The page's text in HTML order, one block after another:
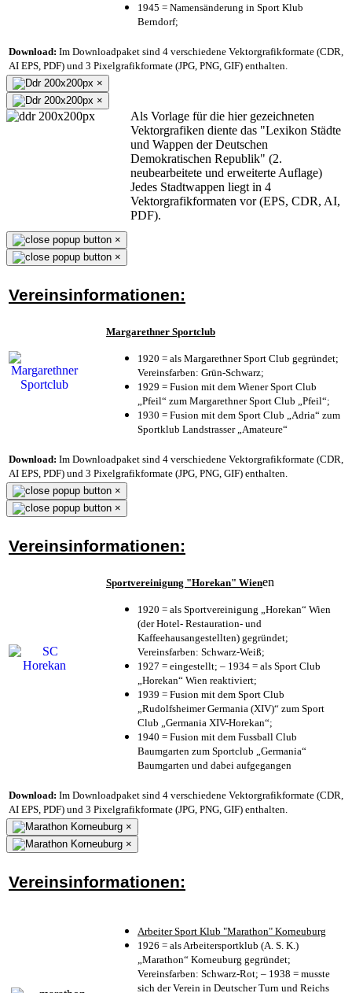
1945 = Namensänderung in Sport Klub
Berndorf;
Download: Im Downloadpaket sind 4 verschiedene Vektorgrafikformate (CDR,
AI EPS, PDF) und 3 Pixelgrafikformate (JPG, PNG, GIF) enthalten.
×
×
Als Vorlage für die hier gezeichneten
Vektorgrafiken diente das "Lexikon Städte
und Wappen der Deutschen
Demokratischen Republik" (2.
neubearbeitete und erweiterte Auflage)
Jedes Stadtwappen liegt in 4
Vektorgrafikformaten vor (EPS, CDR, AI,
PDF).
×
×
Vereinsinformationen:
Margarethner Sportclub
1920 = als Margarethner Sport Club gegründet;
Vereinsfarben: Grün-Schwarz;
1929 = Fusion mit dem Wiener Sport Club
„Pfeil“ zum Margarethner Sport Club „Pfeil“;
1930 = Fusion mit dem Sport Club „Adria“ zum
Sportklub Landstrasser „Amateure“
Download: Im Downloadpaket sind 4 verschiedene Vektorgrafikformate (CDR,
AI EPS, PDF) und 3 Pixelgrafikformate (JPG, PNG, GIF) enthalten.
×
×
Vereinsinformationen:
Sportvereinigung "Horekan" Wienen
1920 = als Sportvereinigung „Horekan“ Wien
(der Hotel- Restauration- und
Kaffeehausangestellten) gegründet;
Vereinsfarben: Schwarz-Weiß;
1927 = eingestellt; – 1934 = als Sport Club
„Horekan“ Wien reaktiviert;
1939 = Fusion mit dem Sport Club
„Rudolfsheimer Germania (XIV)“ zum Sport
Club „Germania XIV-Horekan“;
1940 = Fusion mit dem Fussball Club
Baumgarten zum Sportclub „Germania“
Baumgarten und dabei aufgegangen
Download: Im Downloadpaket sind 4 verschiedene Vektorgrafikformate (CDR,
AI EPS, PDF) und 3 Pixelgrafikformate (JPG, PNG, GIF) enthalten.
×
×
Vereinsinformationen:
Arbeiter Sport Klub "Marathon" Korneuburg
1926 = als Arbeitersportklub (A. S. K.)
„Marathon“ Korneuburg gegründet;
Vereinsfarben: Schwarz-Rot; – 1938 = musste
sich der Verein in Deutscher Turn und Reichs